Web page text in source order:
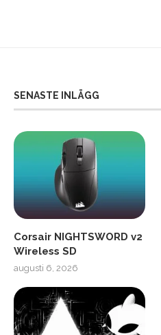
SENASTE INLÄGG
Corsair NIGHTSWORD v2
Wireless SD
augusti 6, 2026